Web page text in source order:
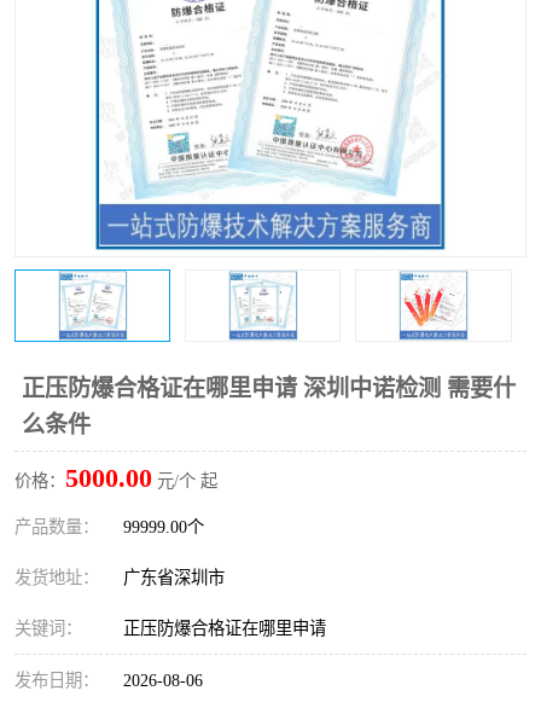
正压防爆合格证在哪里申请 深圳中诺检测 需要什
么条件
价格： 5000.00 元/个 起
产品数量： 99999.00个
发货地址： 广东省深圳市
关键词： 正压防爆合格证在哪里申请
发布日期： 2026-08-06
IECEx防爆认证 防爆设计
防爆资质证书 各国防爆认证
SIL认证
防爆电气检测机构 防爆合格证代理机构